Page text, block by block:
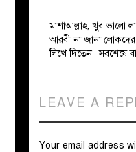
মাশাআল্লাহ, খুব ভালো
আরবী না জানা
লিখে দিতেন। সবশেষে
LEAVE A
Your email address